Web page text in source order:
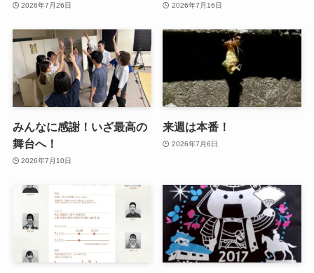
2026年7月26日 2026年7月16日
みんなに感謝！いざ最高の
舞台へ！
2026年7月10日
来週は本番！
2026年7月6日